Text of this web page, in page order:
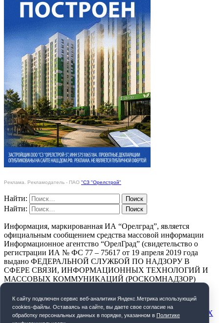
Реклама. Рекламодатель - ПАО "СЗ "Орелстрой"
Найти:
Найти:
Информация, маркированная ИА “Орелград”, является
официальным сообщением средства массовой информации
Информационное агентство “ОрелГрад” (свидетельство о
регистрации ИА № ФС 77 – 75617 от 19 апреля 2019 года
выдано ФЕДЕРАЛЬНОЙ СЛУЖБОЙ ПО НАДЗОРУ В
СФЕРЕ СВЯЗИ, ИНФОРМАЦИОННЫХ ТЕХНОЛОГИЙ И
МАССОВЫХ КОММУНИКАЦИЙ (РОСКОМНАДЗОР)
ПОЛИТИКА КОНФИДЕНЦИАЛЬНОСТИ
СОГЛАСИЕ НА ОБРАБОТКУ ПЕРСОНАЛЬНЫХ ДАННЫХ
К cайту подключен сервис веб-аналитики Яндекс.Метрика использующий
cookies-файлы. Оставаясь на сайте, вы даете свое согласие на
обработку персональных данных в порядке, указанном в Политике